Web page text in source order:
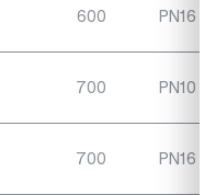
600 PN16
700 PN10
700 PN16